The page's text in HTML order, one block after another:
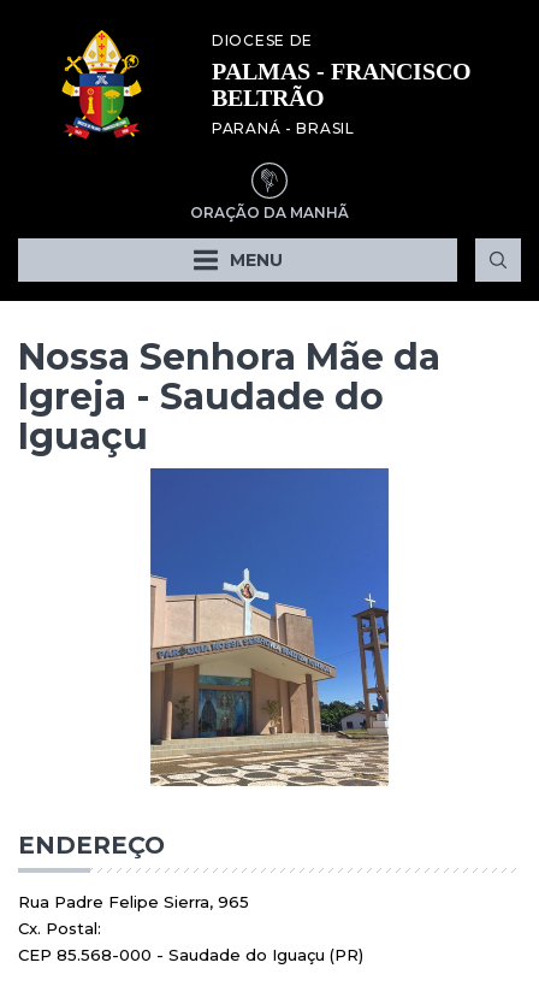
DIOCESE DE
PALMAS - FRANCISCO
BELTRÃO
PARANÁ - BRASIL
ORAÇÃO DA MANHÃ
MENU
Nossa Senhora Mãe da
Igreja - Saudade do
Iguaçu
ENDEREÇO
Rua Padre Felipe Sierra, 965
Cx. Postal:
CEP 85.568-000 - Saudade do Iguaçu (PR)